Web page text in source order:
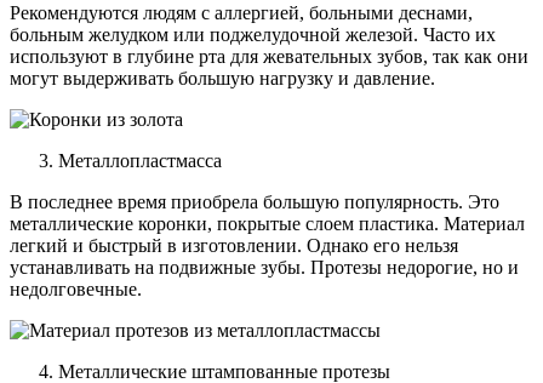
Рекомендуются людям с аллергией, больными деснами,
больным желудком или поджелудочной железой. Часто их
используют в глубине рта для жевательных зубов, так как они
могут выдерживать большую нагрузку и давление.
Металлопластмасса
В последнее время приобрела большую популярность. Это
металлические коронки, покрытые слоем пластика. Материал
легкий и быстрый в изготовлении. Однако его нельзя
устанавливать на подвижные зубы. Протезы недорогие, но и
недолговечные.
Металлические штампованные протезы